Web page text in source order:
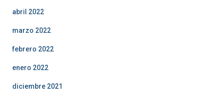
abril 2022
marzo 2022
febrero 2022
enero 2022
diciembre 2021